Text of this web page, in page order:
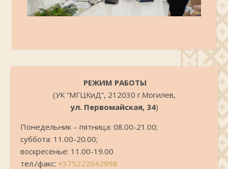
.РЕЖИМ РАБОТЫ
(УК “МГЦКиД”, 212030 г.Могилев,
ул. Первомайская, 34)
Понедельник – пятница: 08.00-21.00;
суббота: 11.00-20.00;
воскресенье: 11.00-19.00
тел./факс: +375222642998